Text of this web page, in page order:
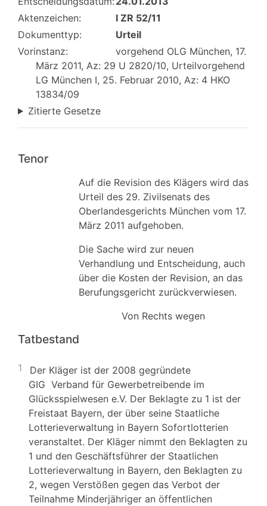
Aktenzeichen:
I ZR 52/11
Dokumenttyp:
Urteil
Vorinstanz:
vorgehend OLG München, 17.
März 2011, Az: 29 U 2820/10, Urteilvorgehend
LG München I, 25. Februar 2010, Az: 4 HKO
13834/09
Zitierte Gesetze
Tenor
Auf die Revision des Klägers wird das
Urteil des 29. Zivilsenats des
Oberlandesgerichts München vom 17.
März 2011 aufgehoben.
Die Sache wird zur neuen
Verhandlung und Entscheidung, auch
über die Kosten der Revision, an das
Berufungsgericht zurückverwiesen.
Von Rechts wegen
Tatbestand
1
Der Kläger ist der 2008 gegründete
GIG Verband für Gewerbetreibende im
Glücksspielwesen e.V. Der Beklagte zu 1 ist der
Freistaat Bayern, der über seine Staatliche
Lotterieverwaltung in Bayern Sofortlotterien
veranstaltet. Der Kläger nimmt den Beklagten zu
1 und den Geschäftsführer der Staatlichen
Lotterieverwaltung in Bayern, den Beklagten zu
2, wegen Verstößen gegen das Verbot der
Teilnahme Minderjähriger an öffentlichen